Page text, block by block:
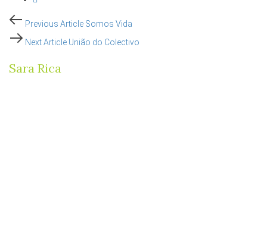
Post
navigation
Previous
Previous Article Somos Vida
Next
Next Article União do Colectivo
Sara Rica